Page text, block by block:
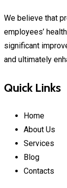
We believe that
employees’
significant
and ultimately
Quick Links
Home
About Us
Services
Blog
Contacts